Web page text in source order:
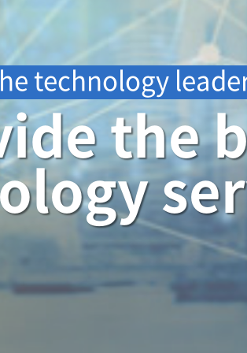
technology
the